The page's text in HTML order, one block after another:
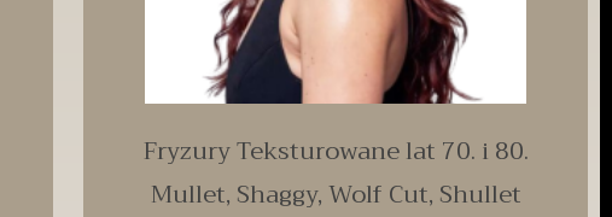
Fryzury Teksturowane lat 70. i 80.
Mullet, Shaggy, Wolf Cut, Shullet